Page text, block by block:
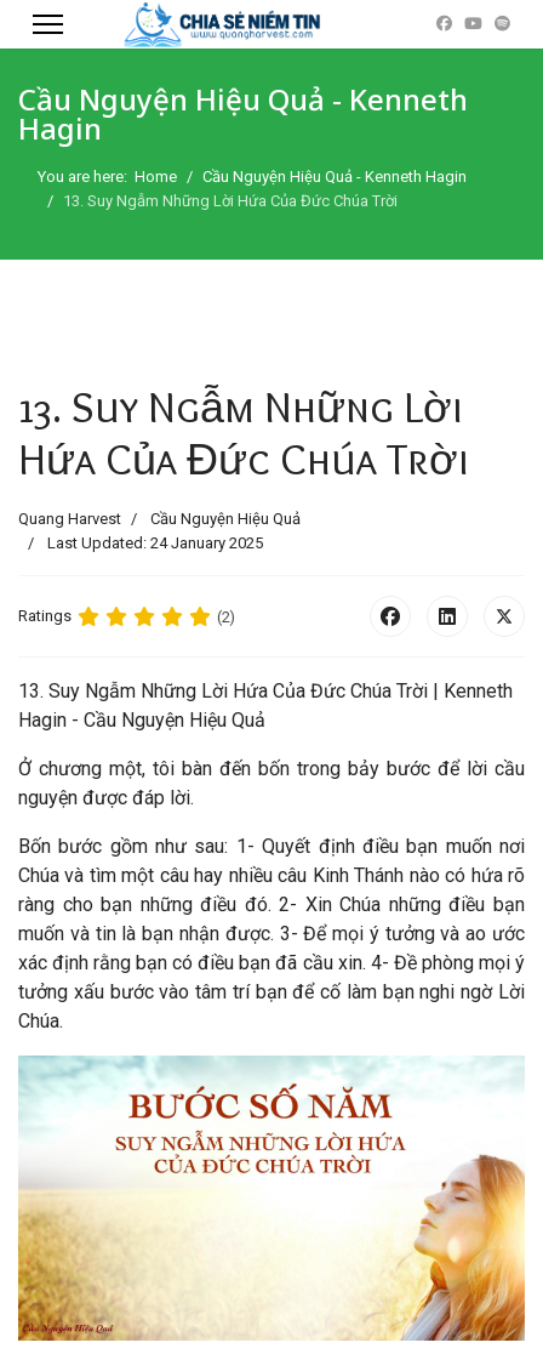
Cầu Nguyện Hiệu Quả - Kenneth
Hagin
You are here: Home
Cầu Nguyện Hiệu Quả - Kenneth Hagin
13. Suy Ngẫm Những Lời Hứa Của Đức Chúa Trời
13. Suy Ngẫm Những Lời
Hứa Của Đức Chúa Trời
Quang Harvest
Cầu Nguyện Hiệu Quả
Last Updated: 24 January 2025
Ratings (2)
13. Suy Ngẫm Những Lời Hứa Của Đức Chúa Trời | Kenneth
Hagin - Cầu Nguyện Hiệu Quả
Ở chương một, tôi bàn đến bốn trong bảy bước để lời cầu
nguyện được đáp lời.
Bốn bước gồm như sau: 1- Quyết định điều bạn muốn nơi
Chúa và tìm một câu hay nhiều câu Kinh Thánh nào có hứa rõ
ràng cho bạn những điều đó. 2- Xin Chúa những điều bạn
muốn và tin là bạn nhận được. 3- Để mọi ý tưởng và ao ước
xác định rằng bạn có điều bạn đã cầu xin. 4- Đề phòng mọi ý
tưởng xấu bước vào tâm trí bạn để cố làm bạn nghi ngờ Lời
Chúa.